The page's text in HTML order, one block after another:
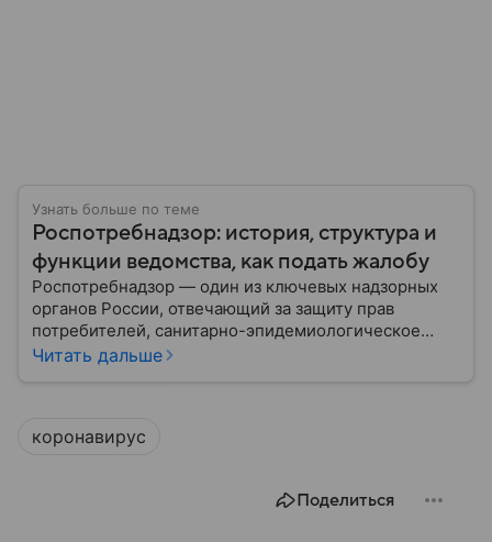
Узнать больше по теме
Роспотребнадзор: история, структура и
функции ведомства, как подать жалобу
Роспотребнадзор — один из ключевых надзорных
органов России, отвечающий за защиту прав
потребителей, санитарно-эпидемиологическое
благополучие населения и контроль соблюдения
Читать дальше
коронавирус
Поделиться